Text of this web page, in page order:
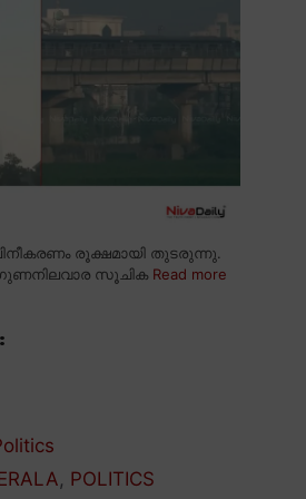
രൂക്ഷമായി തുടരുന്നു.
ഗുണനിലവാര സൂചിക Read more
, POLITICS